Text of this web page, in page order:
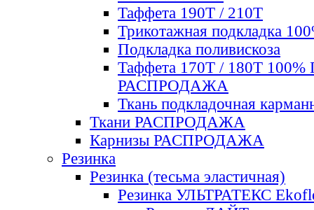
Таффета 190Т / 210Т
Трикотажная подкладка
Подкладка поливискоза
Таффета 170Т / 180Т 100%
РАСПРОДАЖА
Ткань подкладочная
Ткани РАСПРОДАЖА
Карнизы РАСПРОДАЖА
Резинка
Резинка (тесьма эластичная)
Резинка УЛЬТРАТЕКС